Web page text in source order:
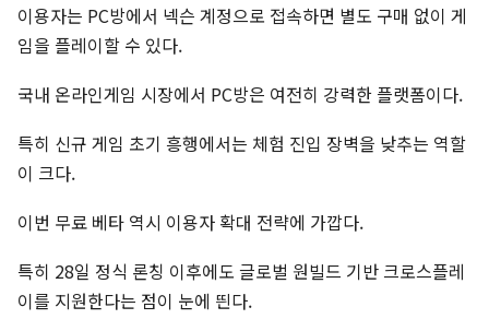
이용자는 PC방에서 넥슨 계정으로 접속하면 별도 구매 없이 게
임을 플레이할 수 있다.
국내 온라인게임 시장에서 PC방은 여전히 강력한 플랫폼이다.
특히 신규 게임 초기 흥행에서는 체험 진입 장벽을 낮추는 역할
이 크다.
이번 무료 베타 역시 이용자 확대 전략에 가깝다.
특히 28일 정식 론칭 이후에도 글로벌 원빌드 기반 크로스플레
이를 지원한다는 점이 눈에 띈다.